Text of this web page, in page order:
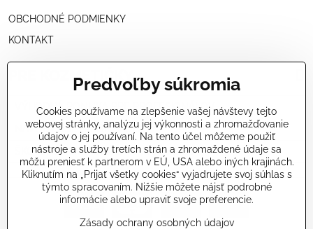
OBCHODNÉ PODMIENKY
KONTAKT
PRE KOZMETIČKY
VÝHODNÁ PONUKA PRE PROFESIONÁLOV
NÁVODY OŠETRENÍ - VIDEÁ
ŠKOLENIE KOZMETIČIEK V TALIANSKU
Predvoľby súkromia
Cookies používame na zlepšenie vašej návštevy tejto
webovej stránky, analýzu jej výkonnosti a zhromažďovanie
údajov o jej používaní. Na tento účel môžeme použiť
nástroje a služby tretích strán a zhromaždené údaje sa
môžu preniesť k partnerom v EÚ, USA alebo iných krajinách.
Kliknutím na „Prijať všetky cookies“ vyjadrujete svoj súhlas s
týmto spracovaním. Nižšie môžete nájsť podrobné
informácie alebo upraviť svoje preferencie.
Zásady ochrany osobných údajov